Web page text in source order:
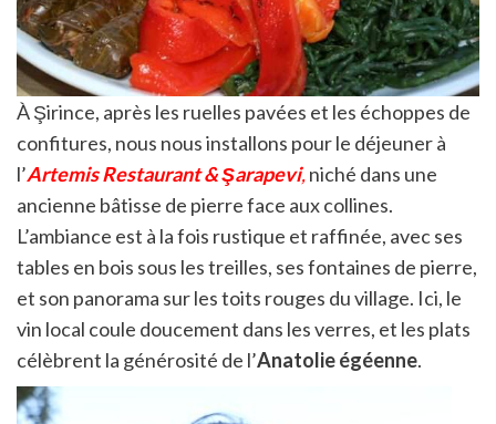
À Şirince, après les ruelles pavées et les échoppes de
confitures, nous nous installons pour le déjeuner à
l’Artemis Restaurant & Şarapevi,niché dans une
ancienne bâtisse de pierre face aux collines.
L’ambiance est à la fois rustique et raffinée, avec ses
tables en bois sous les treilles, ses fontaines de pierre,
et son panorama sur les toits rouges du village. Ici, le
vin local coule doucement dans les verres, et les plats
célèbrent la générosité de l’Anatolie égéenne.